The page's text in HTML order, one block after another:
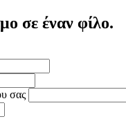
σε έναν φίλο.
σας